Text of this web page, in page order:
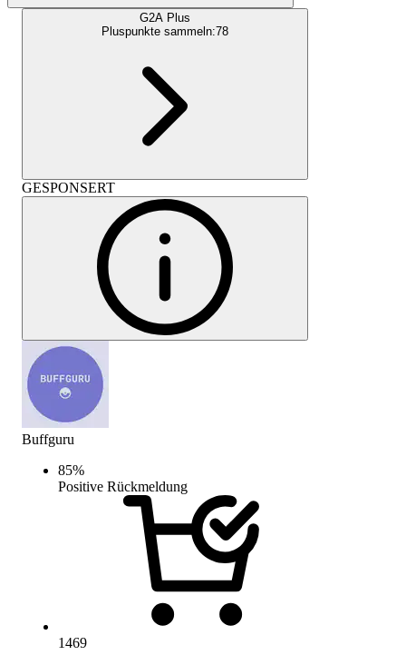
G2A Plus
Pluspunkte sammeln:78
GESPONSERT
Buffguru
85%
Positive Rückmeldung
1469